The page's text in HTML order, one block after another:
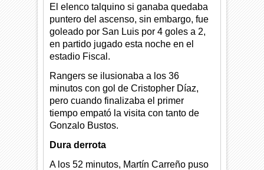
El elenco talquino si ganaba quedaba
puntero del ascenso, sin embargo, fue
goleado por San Luis por 4 goles a 2,
en partido jugado esta noche en el
estadio Fiscal.
Rangers se ilusionaba a los 36
minutos con gol de Cristopher Díaz,
pero cuando finalizaba el primer
tiempo empató la visita con tanto de
Gonzalo Bustos.
Dura derrota
A los 52 minutos, Martín Carreño puso